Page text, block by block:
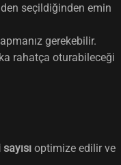
seçildiğinden emin
gerekebilir.
rahatça oturabileceği
optimize edilir ve